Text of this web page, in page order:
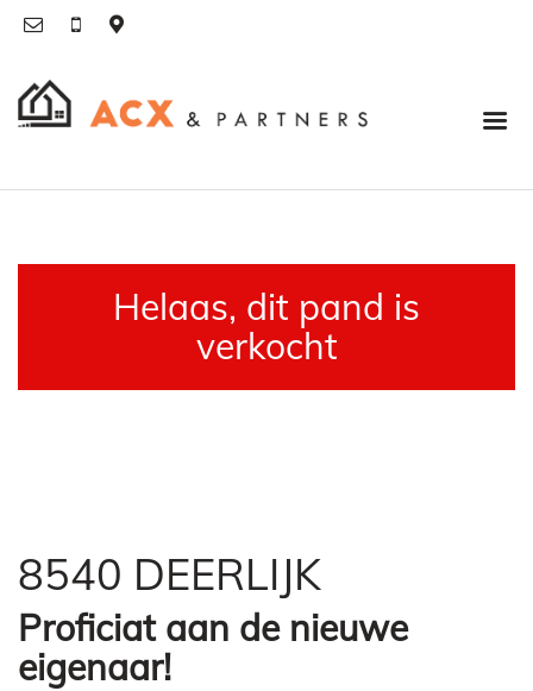
Helaas, dit pand is
verkocht
8540 DEERLIJK
Proficiat aan de nieuwe
eigenaar!